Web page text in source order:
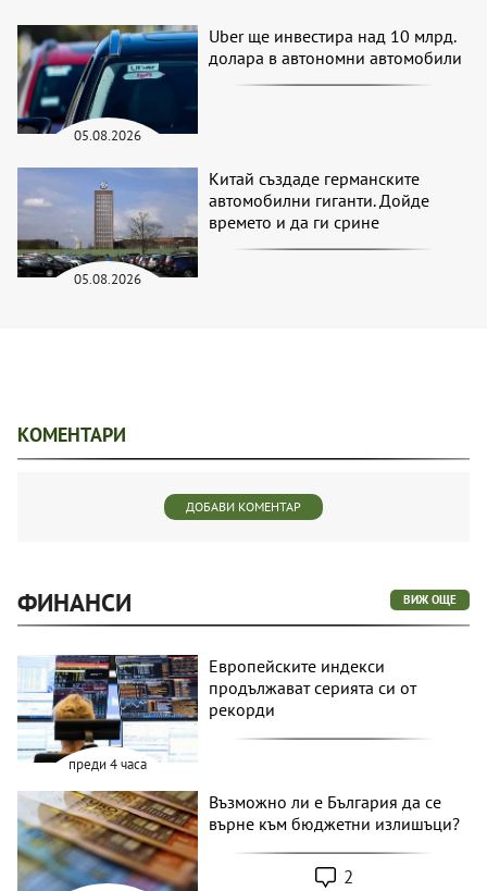
05.08.2026
Uber ще инвестира над 10 млрд.
долара в автономни автомобили
05.08.2026
Китай създаде германските
автомобилни гиганти. Дойде
времето и да ги срине
КОМЕНТАРИ
ДОБАВИ КОМЕНТАР
ФИНАНСИ ВИЖ ОЩЕ
преди 4 часа
Европейските индекси
продължават серията си от
рекорди
Възможно ли е България да се
върне към бюджетни излишъци?
2